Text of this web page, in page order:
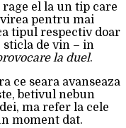
rage el la un tip care
pentru mai
tipul respectiv doar
sticla de vin – in
la duel.
ce seara avanseaza
betivul nebun
ma refer la cele
moment dat.